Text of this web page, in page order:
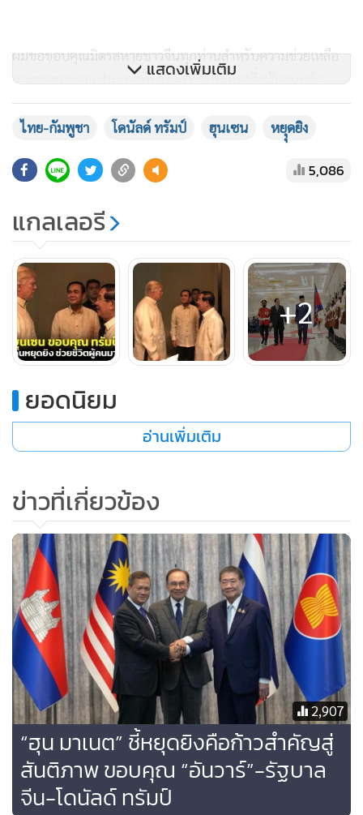
ผมขอขอบคุณมิตรสหายชาวจีนทุกท่านสำหรับความช่วยเหลือ
และขอขอบคุณประเทศพันธมิตรทุกประเทศที่สนับสนุนข้อ
ตกลงหยุดยิง ขอขอบคุณประชาชนชาวกัมพูชาและชาวไทย และ
ขอขอบคุณกองกำลังทหารกัมพูชาและไทยที่สนับสนุน
นายโดนัลด์ ทรัมป์ ในอดีต ซึ่งบางภาพมี พล.อ.ประยุทธ์ จันทร์
โอชา อดีตนายกรัฐมนตรีของไทยอยู่ในภาพด้วย
แสดงเพิ่มเติม
ไทย-กัมพูชา โดนัลด์ ทรัมป์ ฮุนเซน หยุุดยิง
5,086
แกลเลอรี
+2
ยอดนิยม
อ่านเพิ่มเติม
ข่าวที่เกี่ยวข้อง
2,907
“ฮุน มาเนต” ชี้หยุดยิงคือก้าวสำคัญสู่
สันติภาพ ขอบคุณ “อันวาร์”-รัฐบาล
จีน-โดนัลด์ ทรัมป์